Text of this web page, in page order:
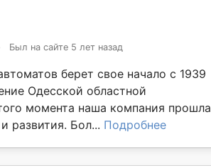
Был на сайте 5 лет назад
берет свое начало с 1939
Одесской областной
момента наша компания прошла
развития. Бол... Подробнее